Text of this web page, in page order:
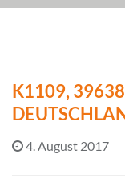
K1109,
4. August 2017